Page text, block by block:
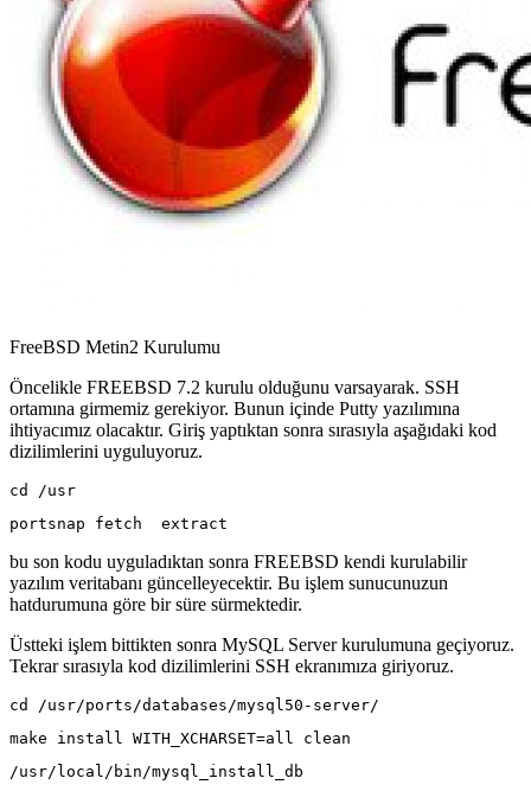
FreeBSD Metin2 Kurulumu
Öncelikle FREEBSD 7.2 kurulu olduğunu varsayarak. SSH
ortamına girmemiz gerekiyor. Bunun içinde Putty yazılımına
ihtiyacımız olacaktır. Giriş yaptıktan sonra sırasıyla aşağıdaki kod
dizilimlerini uyguluyoruz.
cd /usr
portsnap fetch  extract
bu son kodu uyguladıktan sonra FREEBSD kendi kurulabilir
yazılım veritabanı güncelleyecektir. Bu işlem sunucunuzun
hatdurumuna göre bir süre sürmektedir.
Üstteki işlem bittikten sonra MySQL Server kurulumuna geçiyoruz.
Tekrar sırasıyla kod dizilimlerini SSH ekranımıza giriyoruz.
cd /usr/ports/databases/mysql50-server/
make install WITH_XCHARSET=all clean
/usr/local/bin/mysql_install_db